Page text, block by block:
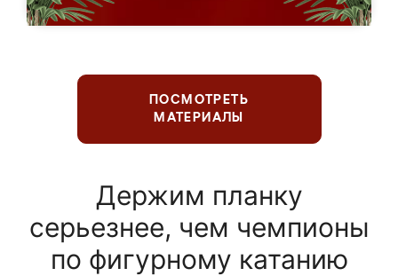
ПОСМОТРЕТЬ
МАТЕРИАЛЫ
Держим планку
серьезнее, чем чемпионы
по фигурному катанию